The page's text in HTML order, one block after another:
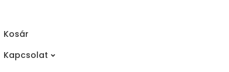
Kosár
Kapcsolat